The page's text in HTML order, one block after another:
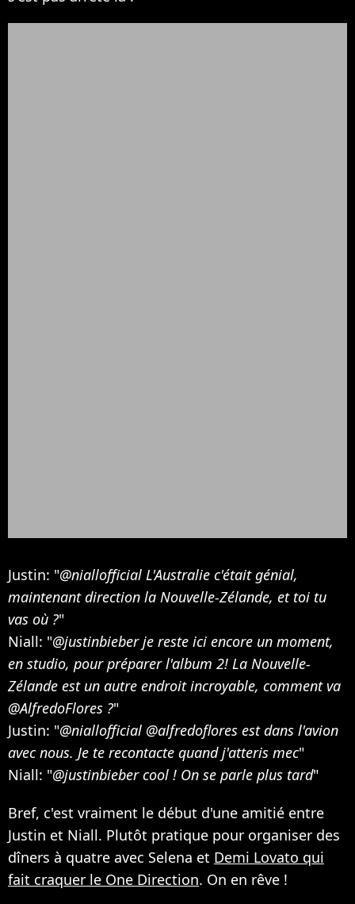
Justin: "@niallofficial L'Australie c'était génial,
maintenant direction la Nouvelle-Zélande, et toi tu
vas où ?"
Niall: "@justinbieber je reste ici encore un moment,
en studio, pour préparer l'album 2! La Nouvelle-
Zélande est un autre endroit incroyable, comment va
@AlfredoFlores ?"
Justin: "@niallofficial @alfredoflores est dans l'avion
avec nous. Je te recontacte quand j'atteris mec"
Niall: "@justinbieber cool ! On se parle plus tard"
Bref, c'est vraiment le début d'une amitié entre
Justin et Niall. Plutôt pratique pour organiser des
dîners à quatre avec Selena et Demi Lovato qui
fait craquer le One Direction. On en rêve !